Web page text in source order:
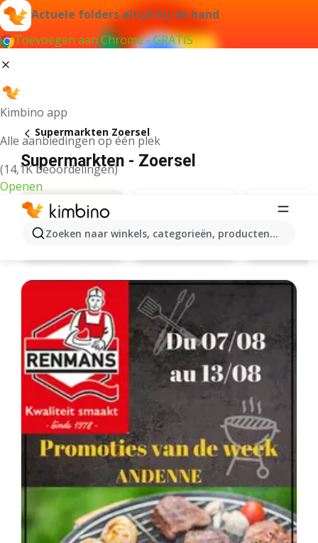
Actuele folders altijd bij de hand
Toevoegen aan Chrome - GRATIS
Kimbino app
Alle aanbiedingen op één plek
(14,1K beoordelingen)
Openen
Zoeken naar winkels, categorieën, producten...
Supermarkten Zoersel
Supermarkten - Zoersel
Aldi